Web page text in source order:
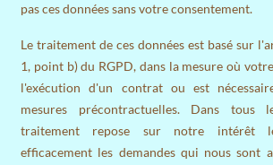
pas ces données sans votre consentement.
Le traitement de ces données est basé sur
1, point b) du RGPD, dans la mesure où
l'exécution d'un contrat ou est
mesures précontractuelles. Dans tous
traitement repose sur notre intérêt
efficacement les demandes qui nous sont